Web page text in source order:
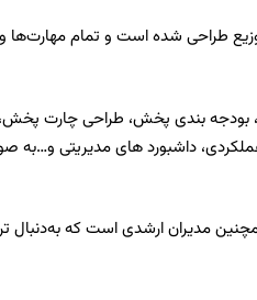
طراحی شده است و تمام مهارت‌ها و
بندی پخش، طراحی چارت پخش،
داشبورد های مدیریتی و…به
مدیران ارشدی است که به‌دنبال